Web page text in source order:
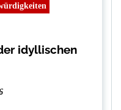
idyllischen